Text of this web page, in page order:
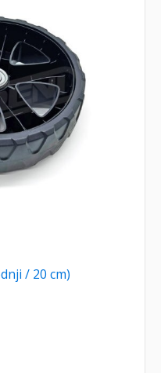
/ 20 cm)